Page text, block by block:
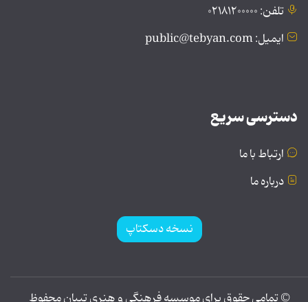
تلفن: ۰۲۱۸۱۲۰۰۰۰۰
ایمیل: public@tebyan.com
دسترسی سریع
ارتباط با ما
درباره ما
نسخه دسکتاپ